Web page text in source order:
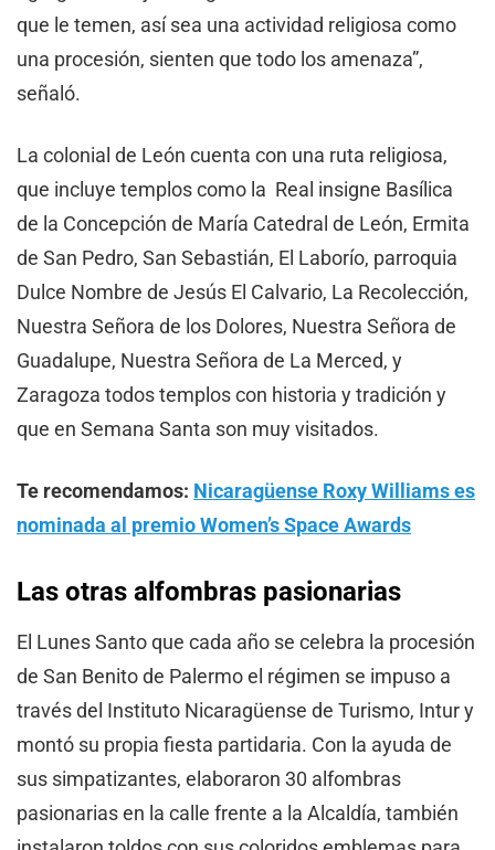
que le temen, así sea una actividad religiosa como
una procesión, sienten que todo los amenaza”,
señaló.
La colonial de León cuenta con una ruta religiosa,
que incluye templos como la Real insigne Basílica
de la Concepción de María Catedral de León, Ermita
de San Pedro, San Sebastián, El Laborío, parroquia
Dulce Nombre de Jesús El Calvario, La Recolección,
Nuestra Señora de los Dolores, Nuestra Señora de
Guadalupe, Nuestra Señora de La Merced, y
Zaragoza todos templos con historia y tradición y
que en Semana Santa son muy visitados.
Te recomendamos: Nicaragüense Roxy Williams es
nominada al premio Women’s Space Awards
Las otras alfombras pasionarias
El Lunes Santo que cada año se celebra la procesión
de San Benito de Palermo el régimen se impuso a
través del Instituto Nicaragüense de Turismo, Intur y
montó su propia fiesta partidaria. Con la ayuda de
sus simpatizantes, elaboraron 30 alfombras
pasionarias en la calle frente a la Alcaldía, también